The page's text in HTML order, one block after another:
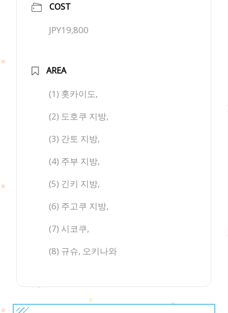
COST
JPY19,800
AREA
(1) 홋카이도,
(2) 도호쿠 지방,
(3) 간토 지방,
(4) 주부 지방,
(5) 긴키 지방,
(6) 주고쿠 지방,
(7) 시코쿠,
(8) 규슈, 오키나와